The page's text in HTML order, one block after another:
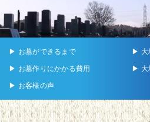
▶︎ お墓ができるまで ▶︎ 大
▶︎ お墓作りにかかる費用 ▶︎ 大
▶︎ お客様の声